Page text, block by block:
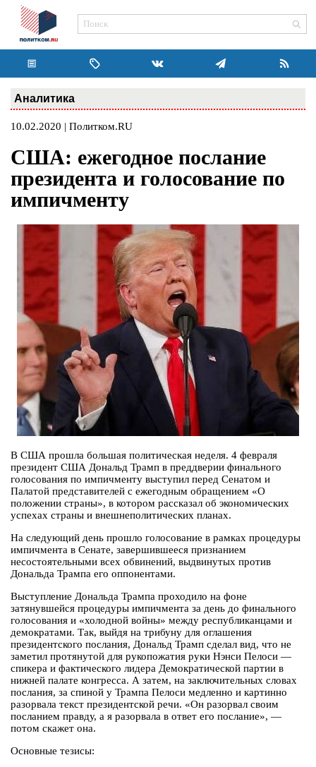
Аналитика
10.02.2020 | Политком.RU
США: ежегодное послание
президента и голосование по
импичменту
В США прошла большая политическая неделя. 4 февраля
президент США Дональд Трамп в преддверии финального
голосования по импичменту выступил перед Сенатом и
Палатой представителей с ежегодным обращением «О
положении страны», в котором рассказал об экономических
успехах страны и внешнеполитических планах.
На следующий день прошло голосование в рамках процедуры
импичмента в Сенате, завершившееся признанием
несостоятельными всех обвинений, выдвинутых против
Дональда Трампа его оппонентами.
Выступление Дональда Трампа проходило на фоне
затянувшейся процедуры импичмента за день до финального
голосования и «холодной войны» между республиканцами и
демократами. Так, выйдя на трибуну для оглашения
президентского послания, Дональд Трамп сделал вид, что не
заметил протянутой для рукопожатия руки Нэнси Пелоси —
спикера и фактического лидера Демократической партии в
нижней палате конгресса. А затем, на заключительных словах
послания, за спиной у Трампа Пелоси медленно и картинно
разорвала текст президентской речи. «Он разорвал своим
посланием правду, а я разорвала в ответ его послание», —
потом скажет она.
Основные тезисы: